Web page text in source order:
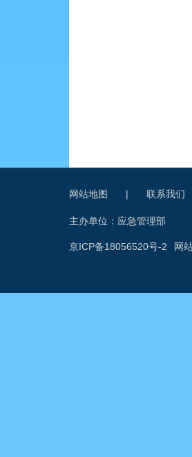
网站地图 | 联系我们
主办单位：应急管理部
网
京ICP备18056520号-2